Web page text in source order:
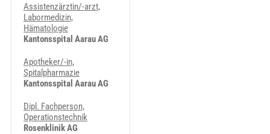
Assistenzärztin/-arzt,
Labormedizin,
Hämatologie
Kantonsspital Aarau AG
Apotheker/-in,
Spitalpharmazie
Kantonsspital Aarau AG
Dipl. Fachperson,
Operationstechnik
Rosenklinik AG